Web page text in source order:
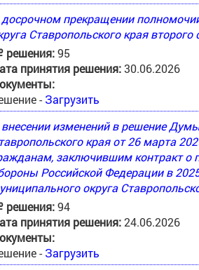
прекращении
Ставропольского края
95
принятия решения:30.06.2026
- Загрузить
изменений в решение
края от 26 марта
заключившим контракт о
Российской Федерации в
округа
94
принятия решения:24.06.2026
- Загрузить